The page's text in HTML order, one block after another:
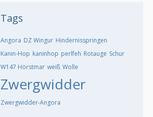
Tags
Angora DZ Wingur Hindernisspringen
Kanin-Hop kaninhop perlfeh Rotauge Schur
W147 Hörstmar weiß Wolle
Zwergwidder
Zwergwidder-Angora